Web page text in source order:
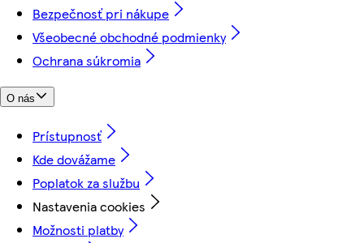
Bezpečnosť pri nákupe
Všeobecné obchodné podmienky
Ochrana súkromia
O nás
Prístupnosť
Kde dovážame
Poplatok za službu
Nastavenia cookies
Možnosti platby